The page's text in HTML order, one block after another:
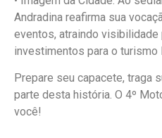
Andradina reafirma sua
eventos, atraindo
investimentos para o turismo
Prepare seu capacete, traga
parte desta história. O 4º
você!